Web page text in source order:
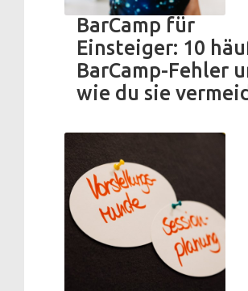
BarCamp für
Einsteiger: 10
BarCamp-Fehler
wie du sie